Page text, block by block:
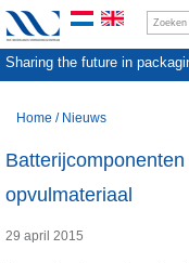
Sharing the future in
Home / Nieuws
opvulmateriaal
29 april 2015